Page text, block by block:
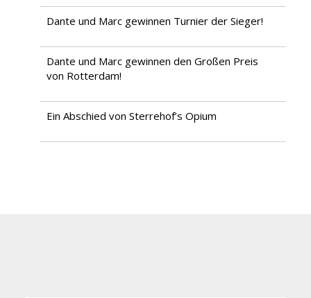
Dante und Marc gewinnen Turnier der Sieger!
Dante und Marc gewinnen den Großen Preis
von Rotterdam!
Ein Abschied von Sterrehof’s Opium